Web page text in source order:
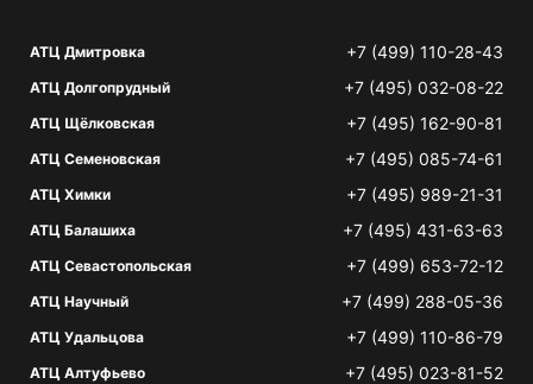
АТЦ Дмитровка +7 (499) 110-28-43
АТЦ Долгопрудный +7 (495) 032-08-22
АТЦ Щёлковская +7 (495) 162-90-81
АТЦ Семеновская +7 (495) 085-74-61
АТЦ Химки +7 (495) 989-21-31
АТЦ Балашиха +7 (495) 431-63-63
АТЦ Севастопольская +7 (499) 653-72-12
АТЦ Научный +7 (499) 288-05-36
АТЦ Удальцова +7 (499) 110-86-79
АТЦ Алтуфьево +7 (495) 023-81-52